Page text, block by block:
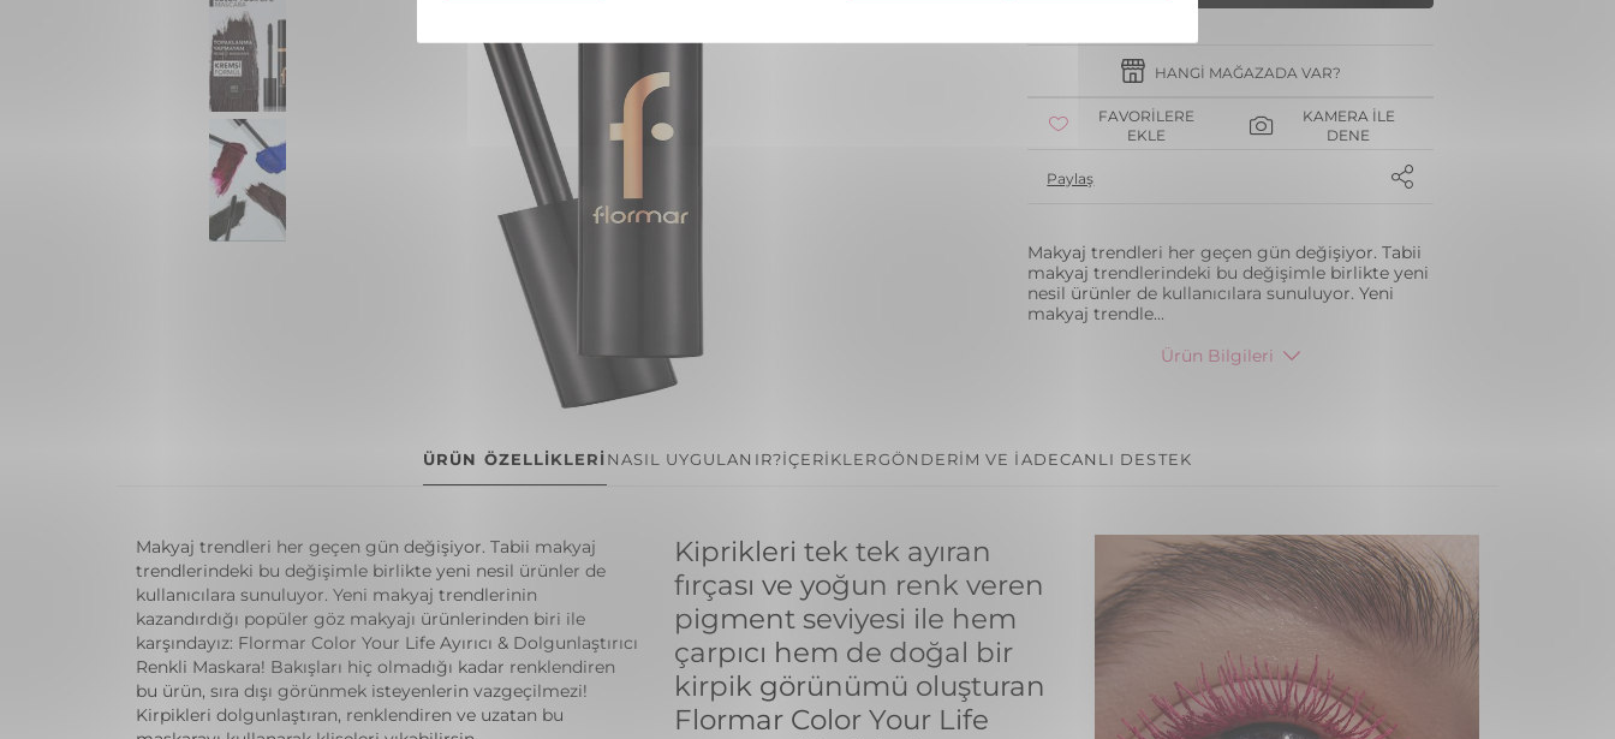
HANGI MAĞAZADA VAR?
FAVORILERE
EKLE
KAMERA İLE
DENE
Paylaş
Makyaj trendleri her geçen gün değişiyor. Tabii
makyaj trendlerindeki bu değişimle birlikte yeni
nesil ürünler de kullanıcılara sunuluyor. Yeni
makyaj trendle...
Ürün Bilgileri
ÜRÜN ÖZELLİKLERİ NASIL UYGULANIR?İÇERİKLERGÖNDERİM VE İADECANLI DESTEK
Makyaj trendleri her geçen gün değişiyor. Tabii makyaj
trendlerindeki bu değişimle birlikte yeni nesil ürünler de
kullanıcılara sunuluyor. Yeni makyaj trendlerinin
kazandırdığı popüler göz makyajı ürünlerinden biri ile
karşındayız: Flormar Color Your Life Ayırıcı & Dolgunlaştırıcı
Renkli Maskara! Bakışları hiç olmadığı kadar renklendiren
bu ürün, sıra dışı görünmek isteyenlerin vazgeçilmezi!
Kirpikleri dolgunlaştıran, renklendiren ve uzatan bu
Kiprikleri tek tek ayıran
fırçası ve yoğun renk veren
pigment seviyesi ile hem
çarpıcı hem de doğal bir
kirpik görünümü oluşturan
Flormar Color Your Life